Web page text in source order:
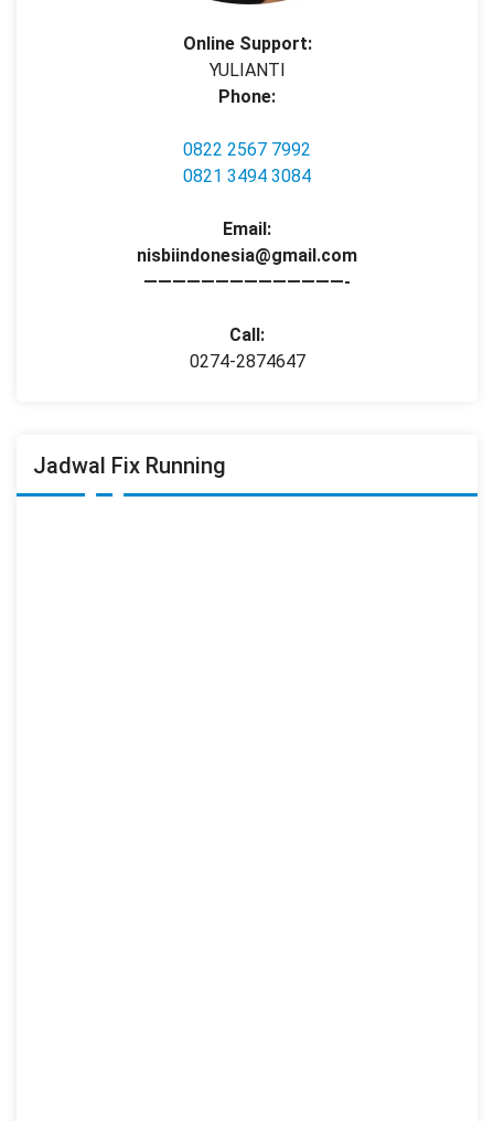
Online Support:
YULIANTI
Phone:
0822 2567 7992
0821 3494 3084
Email:
nisbiindonesia@gmail.com
——————————————-
Call:
0274-2874647
Jadwal Fix Running